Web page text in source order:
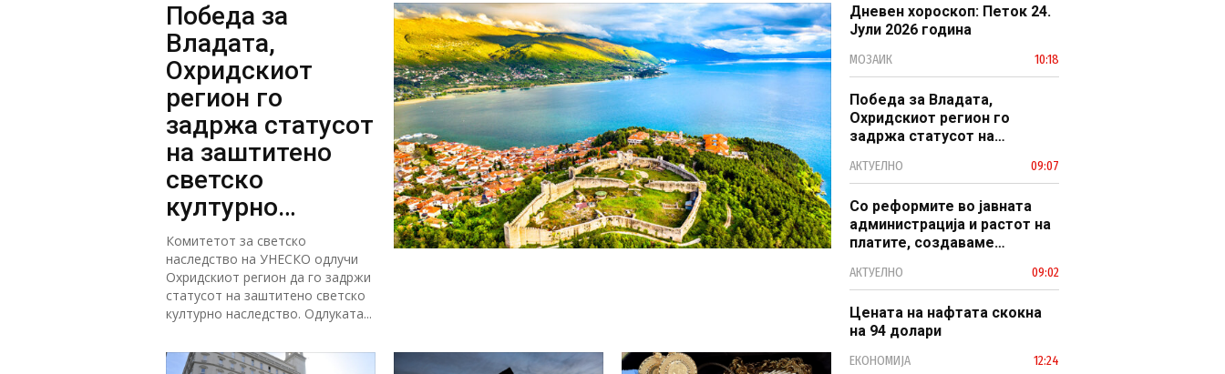
Победа за
Владата,
Охридскиот
регион го
задржа статусот
на заштитено
светско
културно
наследство
Комитетот за светско
наследство на УНЕСКО одлучи
Охридскиот регион да го задржи
статусот на заштитено светско
културно наследство. Одлуката...
Дневен хороскоп: Петок 24.
Јули 2026 година
МОЗАИК 10:18
Победа за Владата,
Охридскиот регион го
задржа статусот на
наследство
АКТУЕЛНО 09:07
Со реформите во јавната
администрација и растот на
платите, создаваме
модерен јавен сектор
АКТУЕЛНО 09:02
Цената на нафтата скокна
на 94 долари
ЕКОНОМИЈА 12:24